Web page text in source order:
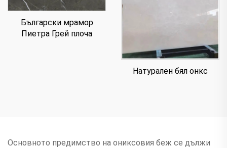
Български мрамор
Пиетра Грей плоча
Натурален бял онкс
Основното предимство на ониксовия беж се дължи